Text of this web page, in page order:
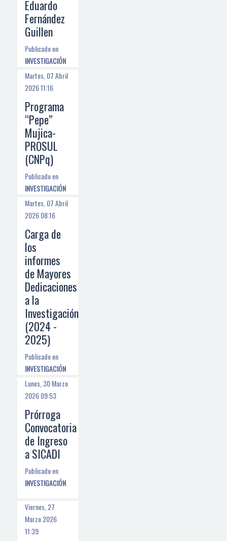
Eduardo
Fernández
Guillen
Publicado en
INVESTIGACIÓN
Martes, 07 Abril
2026 11:16
Programa
“Pepe”
Mujica-
PROSUL
(CNPq)
Publicado en
INVESTIGACIÓN
Martes, 07 Abril
2026 08:16
Carga de
los
informes
de Mayores
Dedicaciones
a la
Investigación
(2024 -
2025)
Publicado en
INVESTIGACIÓN
Lunes, 30 Marzo
2026 09:53
Prórroga
Convocatoria
de Ingreso
a SICADI
Publicado en
INVESTIGACIÓN
Viernes, 27
Marzo 2026
11:39